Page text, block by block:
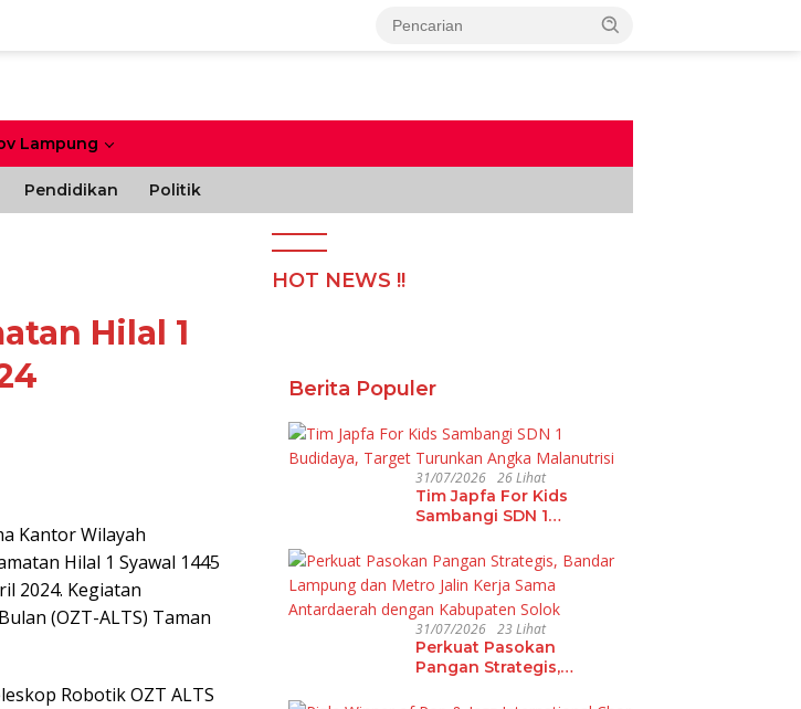
Lampung
Pendidikan Politik
Hilal 1
Kantor Wilayah
Hilal 1 Syawal 1445
2024. Kegiatan
(OZT-ALTS) Taman
Robotik OZT ALTS
HOT NEWS !!
Berita Populer
31/07/2026 26 Lihat
Tim Japfa For Kids
Sambangi SDN 1
Turunkan Angka
Malanutrisi
31/07/2026 23 Lihat
Perkuat Pasokan
Pangan Strategis,